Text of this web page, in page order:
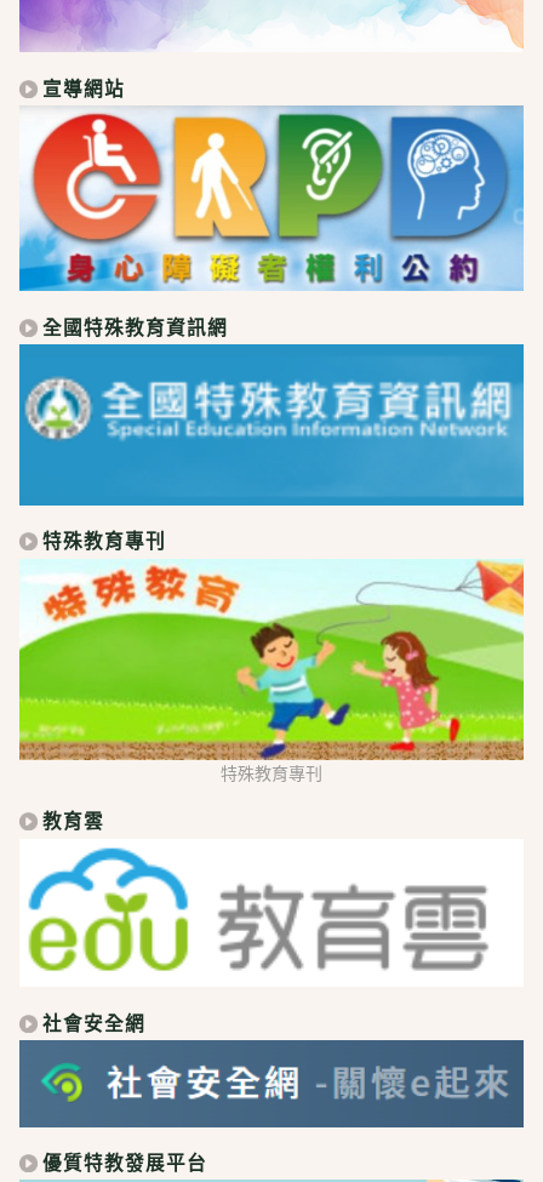
宣導網站
全國特殊教育資訊網
特殊教育專刊
特殊教育專刊
教育雲
社會安全網
優質特教發展平台